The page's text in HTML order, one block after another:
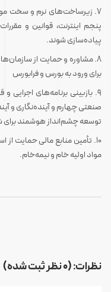
7. زیرساخت‌های نرم و سخت
پنجم اینترنت، قوانین و
پیاده‌سازی شوند.
8. مشاوره و حمایت از
برای ورود به بورس و فرابورس
9. بازبینی برنامه‌های اجرایی
صنعتی چهارم و آینده‌نگاری و
توسعه چشم‌انداز هوشمند برای
مواد اولیه خام و نیمه‌خام.
نظرات: (0 نظر ثبت شده)